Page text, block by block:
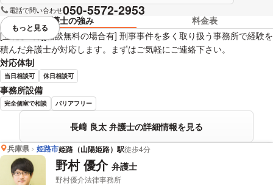
電話で問い合わせ050-5572-2953
弁護士の強み
料金表
[立花駅1分][相談無料の場合有] 刑事事件を多く取り扱う事務所で経験を
積んだ弁護士が対応します。まずはご気軽にご連絡下さい。
対応体制
当日相談可 休日相談可
事務所設備
完全個室で相談 バリアフリー
長﨑 良太 弁護士の詳細情報を見る
視覚的に省略されている要素を
もっと見る
兵庫県 姫路市姫路（山陽姫路）駅徒歩4分
野村 優介 弁護士
野村優介法律事務所